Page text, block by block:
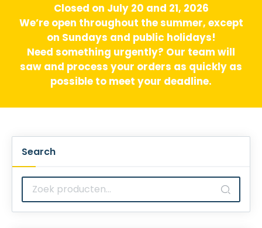
Closed on July 20 and 21, 2026
We’re open throughout the summer, except
on Sundays and public holidays!
Need something urgently? Our team will
saw and process your orders as quickly as
possible to meet your deadline.
Search
Zoeken
naar: